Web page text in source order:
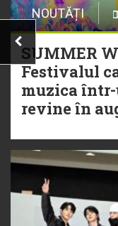
NOUTĂȚI
SUMMER
Festivalul
muzica
revine în